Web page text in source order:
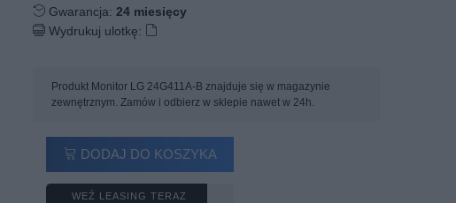
Gwarancja: 24 miesięcy
Wydrukuj ulotkę:
Produkt Monitor LG 24G411A-B znajduje się w magazynie
zewnętrznym. Zamów i odbierz w sklepie nawet w 24h.
DODAJ DO KOSZYKA
WEŹ LEASING TERAZ